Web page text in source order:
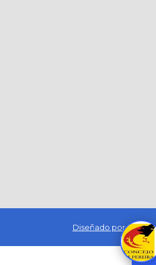
Diseñado por Exus™